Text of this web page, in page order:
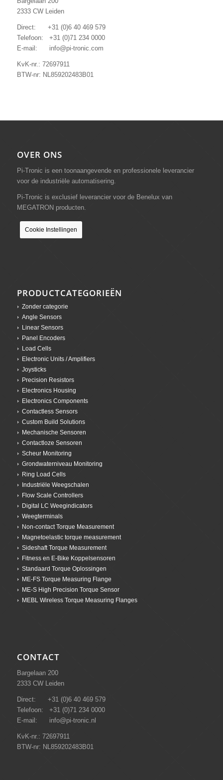
2333 CW Leiden
Direct: +31 (0)6 40 469 579
Telefoon: +31 (0)71 234 0000
E-mail: info@pi-tronic.com
KvK-nr.: 72697911
BTW-nr: NL859202483B01
OVER ONS
Pi-Tronic is een toonaangevende en professionele leverancier
voor de industriële automatisering.
Pi-Tronic is exclusief leverancier voor de Benelux van
MEGATRON producten.
Cookie Instellingen
PRODUCTCATEGORIEËN
Zonder categorie
Angle Sensors
Linear Sensors
Panel Encoders
Load Cells
Electronic Units / Amplifiers
Joysticks
Precision Resistors
Electronics Housing
Electronics Components
Contactless Sensors
Custom Build Solutions
Mechanische Sensoren
Contactloze Sensoren
Scheur Monitoring
Grondwaterniveau Monitoring
Ring Load Cells
Industriële Weegschalen
Flow Scale Controllers
Digital LC Weegindicators
Weegterminals
Non-contact Torque Measurement
Magnetoelastic torque measurement
Sideshaft Torque Measurement
Fitness en E-Bike Koppelsensoren
Standaard Torque Oplossingen
ME-FS Torque Measuring Flange
ME-S High Precision Torque Sensor
MEBL Wireless Torque Measuring Flanges
CONTACT
Bargelaan 200
2333 CW Leiden
Direct: +31 (0)6 40 469 579
Telefoon: +31 (0)71 234 0000
E-mail: info@pi-tronic.nl
KvK-nr.: 72697911
BTW-nr: NL859202483B01